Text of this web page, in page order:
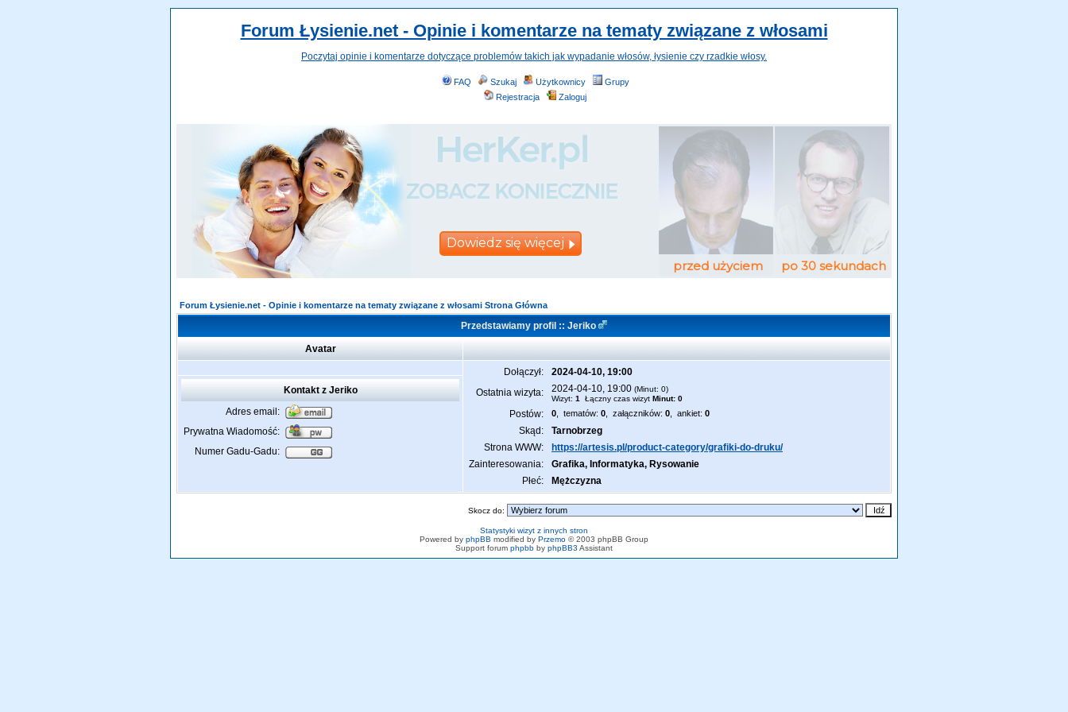
Forum Łysienie.net - Opinie i komentarze na tematy związane z włosami
Poczytaj opinie i komentarze dotyczące problemów takich jak wypadanie włosów, łysienie czy rzadkie włosy.
FAQ Szukaj Użytkownicy
Grupy
Rejestracja
Zaloguj
Forum Łysienie.net - Opinie i komentarze na tematy związane z włosami Strona Główna
Przedstawiamy profil :: Jeriko
Avatar
Dołączył:
2024-04-10, 19:00
Ostatnia wizyta:
2024-04-10, 19:00 (Minut: 0)
Wizyt: 1 Łączny czas wizyt Minut: 0
Postów: 0 , tematów: 0 , załączników: 0 , ankiet: 0
Skąd:
Tarnobrzeg
Strona WWW:
https://artesis.pl/product-category/grafiki-do-druku/
Zainteresowania:
Grafika, Informatyka, Rysowanie
Płeć:
Mężczyzna
Kontakt z Jeriko
Adres email:
Prywatna Wiadomość:
Numer Gadu-Gadu:
Skocz do:
Statystyki wizyt z innych stron
Powered by phpBB modified by Przemo © 2003 phpBB Group
Support forum phpbb by phpBB3 Assistant